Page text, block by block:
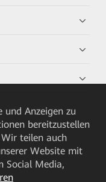
Anzeigen zu
bereitzustellen
teilen auch
Website mit
Social Media,